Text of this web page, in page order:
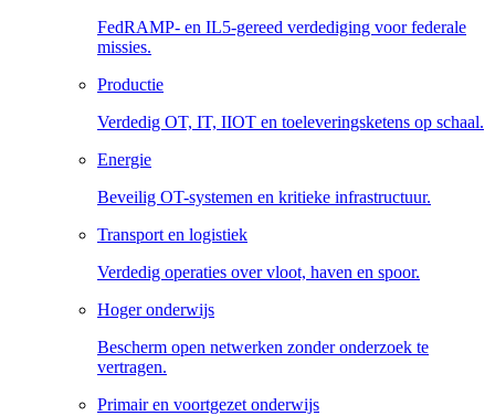
FedRAMP- en IL5-gereed verdediging voor federale
missies.
Productie
Verdedig OT, IT, IIOT en toeleveringsketens op schaal.
Energie
Beveilig OT-systemen en kritieke infrastructuur.
Transport en logistiek
Verdedig operaties over vloot, haven en spoor.
Hoger onderwijs
Bescherm open netwerken zonder onderzoek te
vertragen.
Primair en voortgezet onderwijs